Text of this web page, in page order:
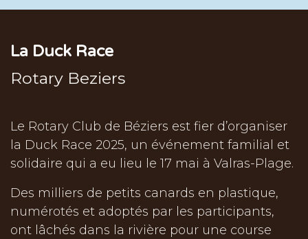
La Duck Race
Rotary Beziers
Le Rotary Club de Béziers est fier d’organiser
la Duck Race 2025, un événement familial et
solidaire qui a eu lieu le 17 mai à Valras-Plage.
Des milliers de petits canards en plastique,
numérotés et adoptés par les participants,
ont lâchés dans la rivière pour une course